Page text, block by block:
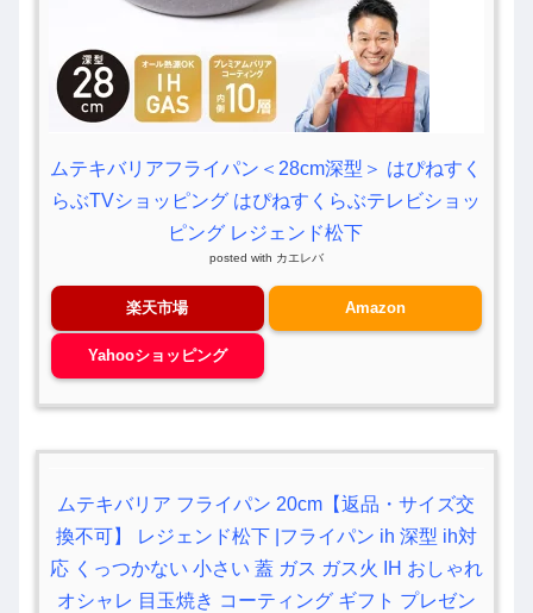
ムテキバリアフライパン＜28cm深型＞ はぴねすく
らぶTVショッピング はぴねすくらぶテレビショッ
ピング レジェンド松下
posted with カエレバ
楽天市場 Amazon
Yahooショッピング
ムテキバリア フライパン 20cm【返品・サイズ交
換不可】 レジェンド松下 |フライパン ih 深型 ih対
応 くっつかない 小さい 蓋 ガス ガス火 IH おしゃれ
オシャレ 目玉焼き コーティング ギフト プレゼン